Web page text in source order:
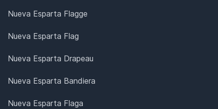
Nueva Esparta Flagge
Nueva Esparta Flag
Nueva Esparta Drapeau
Nueva Esparta Bandiera
Nueva Esparta Flaga